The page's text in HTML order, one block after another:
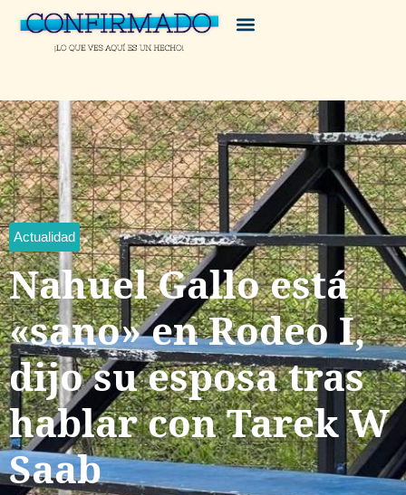
Actualidad
Nahuel Gallo está
«sano» en Rodeo I,
dijo su esposa tras
hablar con Tarek W
Saab